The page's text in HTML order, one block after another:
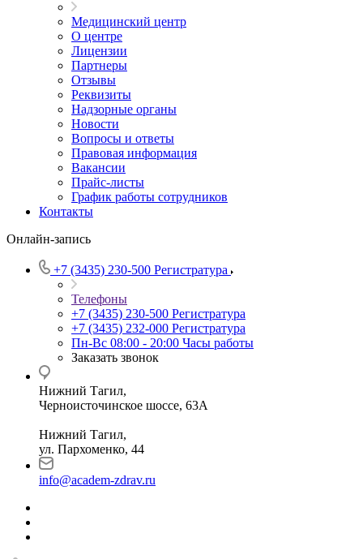
Медицинский центр
О центре
Лицензии
Партнеры
Отзывы
Реквизиты
Надзорные органы
Новости
Вопросы и ответы
Правовая информация
Вакансии
Прайс-листы
График работы сотрудников
Контакты
Онлайн-запись
+7 (3435) 230-500 Регистратура
Телефоны
+7 (3435) 230-500 Регистратура
+7 (3435) 232-000 Регистратура
Пн-Вс 08:00 - 20:00 Часы работы
Заказать звонок
Нижний Тагил,
Черноисточинское шоссе, 63А
Нижний Тагил,
ул. Пархоменко, 44
info@academ-zdrav.ru